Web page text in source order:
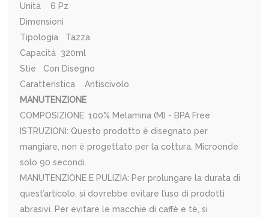
Unità 6 Pz
Dimensioni
Tipologia Tazza
Capacità 320ml
Stie Con Disegno
Caratteristica Antiscivolo
MANUTENZIONE
COMPOSIZIONE: 100% Melamina (M) - BPA Free
ISTRUZIONI: Questo prodotto è disegnato per
mangiare, non è progettato per la cottura. Microonde
solo 90 secondi.
MANUTENZIONE E PULIZIA: Per prolungare la durata di
quest’articolo, si dovrebbe evitare l’uso di prodotti
abrasivi. Per evitare le macchie di caffè e tè, si